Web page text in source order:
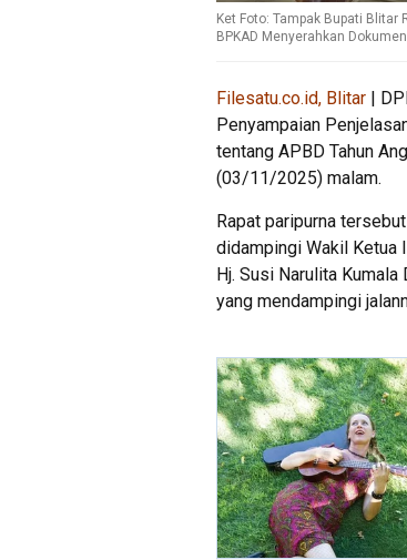
Ket Foto: Tampak Bupati Blitar
BPKAD Menyerahkan
Filesatu.co.id, Blitar |
Penyampaian
tentang APBD Tahun
(03/11/2025) malam.
Rapat paripurna
didampingi Wakil Ketua
Hj. Susi Narulita Kumala
yang mendampingi